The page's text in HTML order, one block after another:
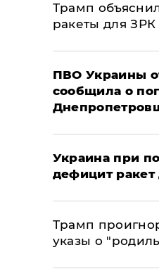
Трамп
ракеты для
ПВО Украины
сообщила о
Украина при
дефицит
Трамп
указы о